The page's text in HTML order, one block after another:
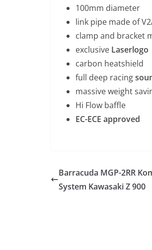
100mm diameter
link pipe made of
clamp and bracket
exclusive Laserlogo
carbon heatshield
full deep racing
massive weight
Hi Flow baffle
EC-ECE approved
Barracuda MGP-2RR
System Kawasaki Z 900